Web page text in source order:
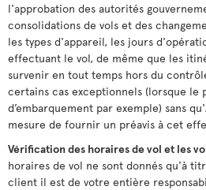
l'approbation des autorités
consolidations de vols et des
les types d'appareil, les jours
effectuant le vol, de même que les
survenir en tout temps hors du
certains cas exceptionnels (lorsque le
d’embarquement par exemple) sans
mesure de fournir un préavis à cet
Vérification des horaires de vol et les
horaires de vol ne sont donnés qu'à
client il est de votre entière